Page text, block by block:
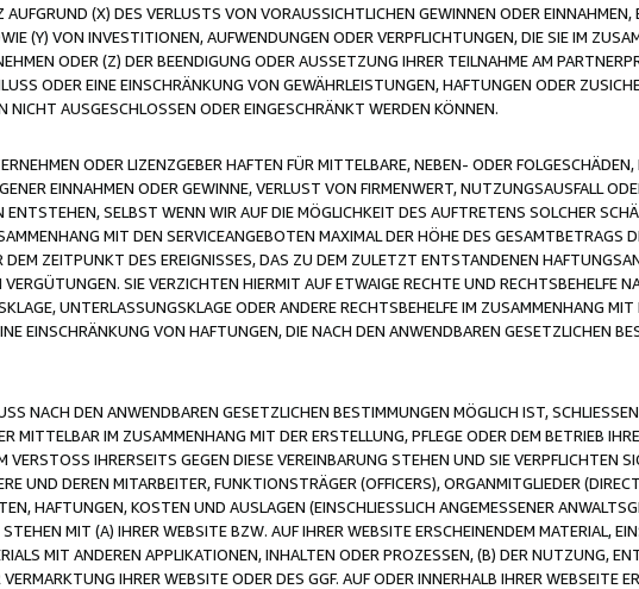
(X) DES VERLUSTS VON VORAUSSICHTLICHEN GEWINNEN ODER
(Y) VON INVESTITIONEN, AUFWENDUNGEN ODER VERPFLICHTUNGEN, DIE SIE IM
ODER (Z) DER BEENDIGUNG ODER AUSSETZUNG IHRER TEILNAHME AM
ODER EINE EINSCHRÄNKUNG VON GEWÄHRLEISTUNGEN, HAFTUNGEN ODER
AUSGESCHLOSSEN ODER EINGESCHRÄNKT WERDEN KÖNNEN.
ODER LIZENZGEBER HAFTEN FÜR MITTELBARE, NEBEN- ODER
EINNAHMEN ODER GEWINNE, VERLUST VON FIRMENWERT, NUTZUNGSAUSFALL
SELBST WENN WIR AUF DIE MÖGLICHKEIT DES AUFTRETENS SOLCHER
MIT DEN SERVICEANGEBOTEN MAXIMAL DER HÖHE DES GESAMTBETRAGS
ZEITPUNKT DES EREIGNISSES, DAS ZU DEM ZULETZT ENTSTANDENEN
SIE VERZICHTEN HIERMIT AUF ETWAIGE RECHTE UND RECHTSBEHELFE
UNTERLASSUNGSKLAGE ODER ANDERE RECHTSBEHELFE IM ZUSAMMENHANG MIT
EINSCHRÄNKUNG VON HAFTUNGEN, DIE NACH DEN ANWENDBAREN GESETZLICHEN
NACH DEN ANWENDBAREN GESETZLICHEN BESTIMMUNGEN MÖGLICH IST,
MITTELBAR IM ZUSAMMENHANG MIT DER ERSTELLUNG, PFLEGE ODER DEM BETRIEB
IHRERSEITS GEGEN DIESE VEREINBARUNG STEHEN UND SIE VERPFLICHTEN
UND DEREN MITARBEITER, FUNKTIONSTRÄGER (OFFICERS), ORGANMITGLIEDER
HAFTUNGEN, KOSTEN UND AUSLAGEN (EINSCHLIESSLICH ANGEMESSENER
MIT (A) IHRER WEBSITE BZW. AUF IHRER WEBSITE ERSCHEINENDEM MATERIAL,
MIT ANDEREN APPLIKATIONEN, INHALTEN ODER PROZESSEN, (B) DER NUTZUNG,
IHRER WEBSITE ODER DES GGF. AUF ODER INNERHALB IHRER WEBSEITE